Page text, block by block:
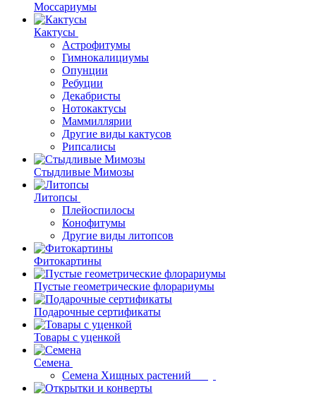
Моссариумы
Кактусы
Астрофитумы
Гимнокалициумы
Опунции
Ребуции
Декабристы
Нотокактусы
Маммиллярии
Другие виды кактусов
Рипсалисы
Стыдливые Мимозы
Литопсы
Плейоспилосы
Конофитумы
Другие виды литопсов
Фитокартины
Пустые геометрические флорариумы
Подарочные сертификаты
Товары с уценкой
Семена
Семена Хищных растений